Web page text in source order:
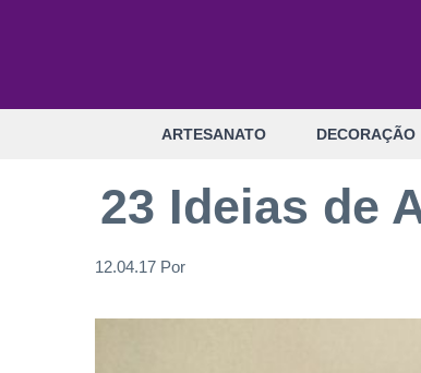
ARTESANATO DECORAÇÃO
23 Ideias de
12.04.17 Por